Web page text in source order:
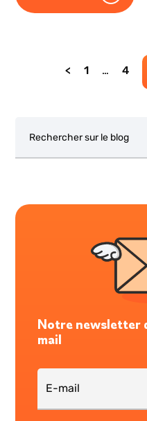
1 …
Page
4
Notre newsletter
mail